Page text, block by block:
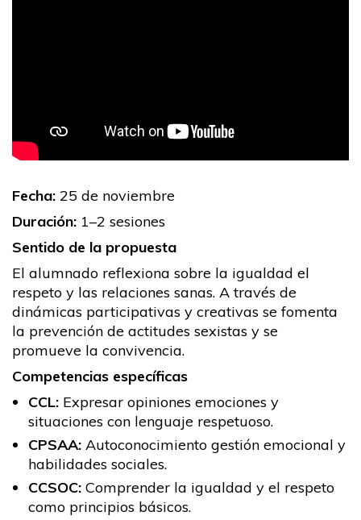
Fecha: 25 de noviembre
Duración: 1–2 sesiones
Sentido de la propuesta
El alumnado reflexiona sobre la igualdad el
respeto y las relaciones sanas. A través de
dinámicas participativas y creativas se fomenta
la prevención de actitudes sexistas y se
promueve la convivencia.
Competencias específicas
CCL: Expresar opiniones emociones y
situaciones con lenguaje respetuoso.
CPSAA: Autoconocimiento gestión emocional y
habilidades sociales.
CCSOC: Comprender la igualdad y el respeto
como principios básicos.